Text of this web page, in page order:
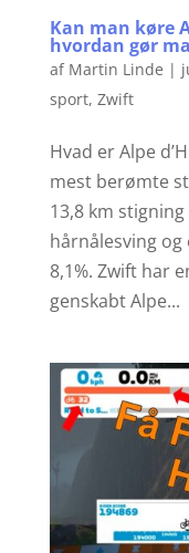
Kan man køre
hvordan gør
af Martin Linde |
sport, Zwift
Hvad er Alpe
mest berømte
13,8 km
hårnålesving
8,1%. Zwift har
genskabt Alpe...